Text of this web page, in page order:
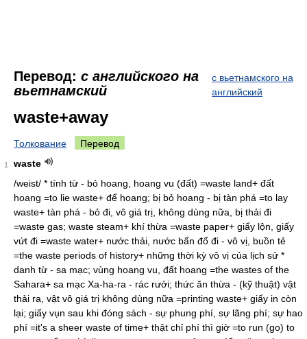
Перевод: с английского на
вьетнамский
с вьетнамского на
английский
waste+away
Толкование Перевод
1
waste
/weist/ * tính từ - bỏ hoang, hoang vu (đất) =waste land+ đất
hoang =to lie waste+ để hoang; bị bỏ hoang - bị tàn phá =to lay
waste+ tàn phá - bỏ đi, vô giá trị, không dùng nữa, bị thải đi
=waste gas; waste steam+ khí thừa =waste paper+ giấy lộn, giấy
vứt đi =waste water+ nước thải, nước bẩn đổ đi - vô vị, buồn tẻ
=the waste periods of history+ những thời kỳ vô vị của lịch sử *
danh từ - sa mạc; vùng hoang vu, đất hoang =the wastes of the
Sahara+ sa mạc Xa-ha-ra - rác rưởi; thức ăn thừa - (kỹ thuật) vật
thải ra, vật vô giá trị không dùng nữa =printing waste+ giấy in còn
lại; giấy vụn sau khi đóng sách - sự phung phí, sự lãng phí; sự hao
phí =it's a sheer waste of time+ thật chỉ phí thì giờ =to run (go) to